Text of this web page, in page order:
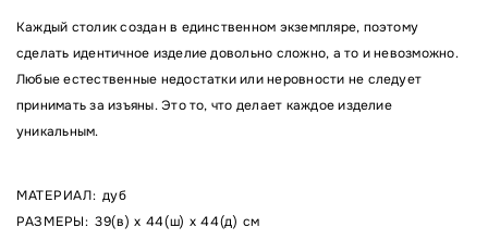
Я согласен на обработку указанных мной персональных данных и с
политикой обработки и хранения персональных данных
Каждый столик создан в единственном экземпляре, поэтому
сделать идентичное изделие довольно сложно, а то и невозможно.
Любые естественные недостатки или неровности не следует
принимать за изъяны. Это то, что делает каждое изделие
уникальным.
МАТЕРИАЛ: дуб
РАЗМЕРЫ: 39(в) x 44(ш) x 44(д) см